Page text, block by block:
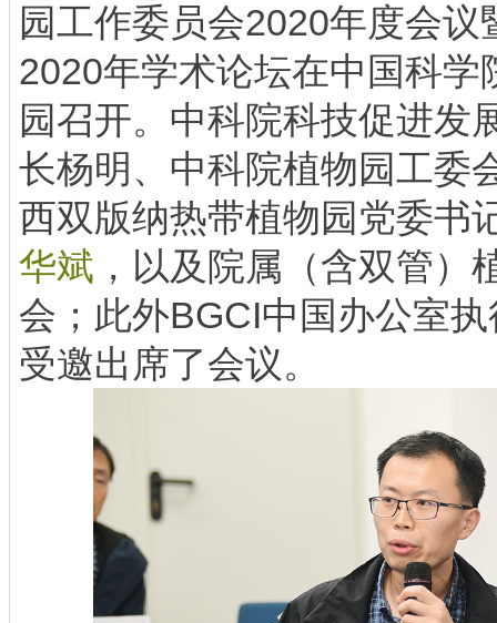
园工作委员会2020年度会
2020年学术论坛在中国科学
园召开。中科院科技促进发
长杨明、中科院植物园工委
西双版纳热带植物园党委书
华斌 ，以及院属（含双管）
会；此外BGCI中国办公室
受邀出席了会议。